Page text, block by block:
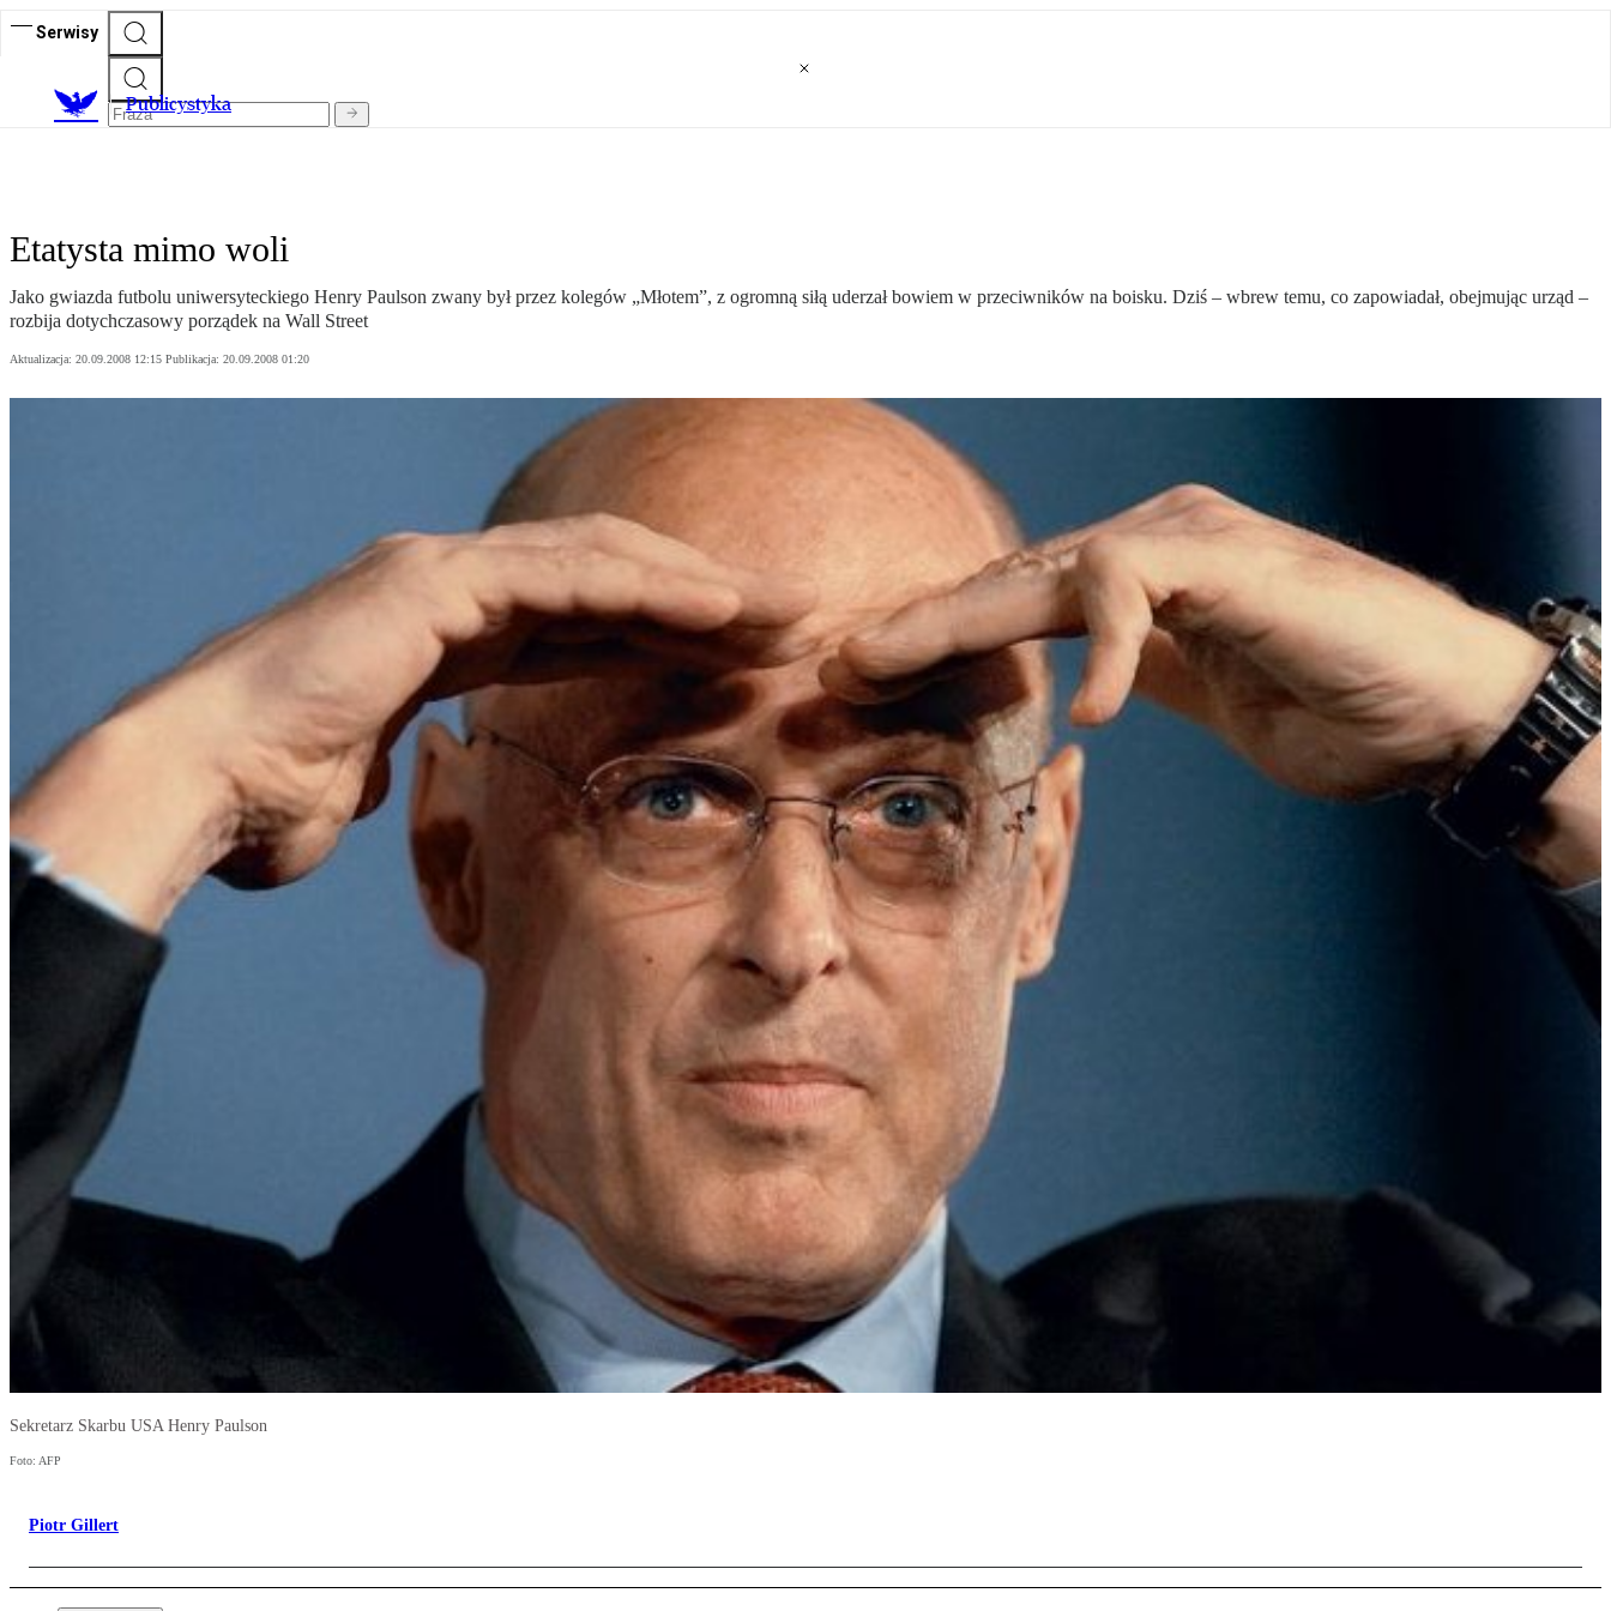
Serwisy
Publicystyka
Etatysta mimo woli
Jako gwiazda futbolu uniwersyteckiego Henry Paulson zwany był przez kolegów „Młotem”, z ogromną siłą uderzał bowiem w przeciwników na boisku. Dziś – wbrew temu, co zapowiadał, obejmując urząd –
rozbija dotychczasowy porządek na Wall Street
Aktualizacja: 20.09.2008 12:15 Publikacja: 20.09.2008 01:20
Sekretarz Skarbu USA Henry Paulson
Foto: AFP
Piotr Gillert